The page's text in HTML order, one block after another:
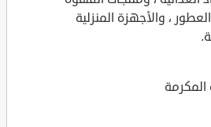
، والأجهزة المنزلية